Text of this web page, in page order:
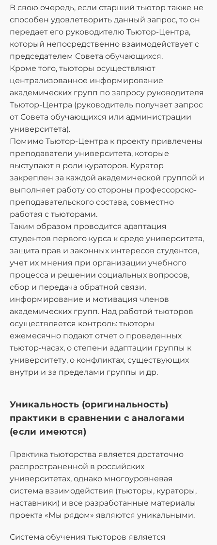
В свою очередь, если старший тьютор также не
способен удовлетворить данный запрос, то он
передает его руководителю Тьютор-Центра,
который непосредственно взаимодействует с
председателем Совета обучающихся.
Кроме того, тьюторы осуществляют
централизованное информирование
академических групп по запросу руководителя
Тьютор-Центра (руководитель получает запрос
от Совета обучающихся или администрации
университета).
Помимо Тьютор-Центра к проекту привлечены
преподаватели университета, которые
выступают в роли кураторов. Куратор
закреплен за каждой академической группой и
выполняет работу со стороны профессорско-
преподавательского состава, совместно
работая с тьюторами.
Таким образом проводится адаптация
студентов первого курса к среде университета,
защита прав и законных интересов студентов,
учет их мнения при организации учебного
процесса и решении социальных вопросов,
сбор и передача обратной связи,
информирование и мотивация членов
академических групп. Над работой тьюторов
осуществляется контроль: тьюторы
ежемесячно подают отчет о проведенных
тьютор-часах, о степени адаптации группы к
университету, о конфликтах, существующих
внутри и за пределами группы и др.
Уникальность (оригинальность)
практики в сравнении с аналогами
(если имеются)
Практика тьюторства является достаточно
распространенной в российских
университетах, однако многоуровневая
система взаимодействия (тьюторы, кураторы,
наставники) и все разработанные материалы
проекта «Мы рядом» являются уникальными.
Система обучения тьюторов является